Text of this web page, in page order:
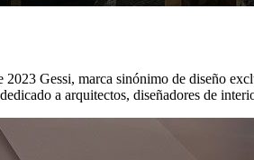
Gessi, marca sinónimo de diseño
a arquitectos, diseñadores de